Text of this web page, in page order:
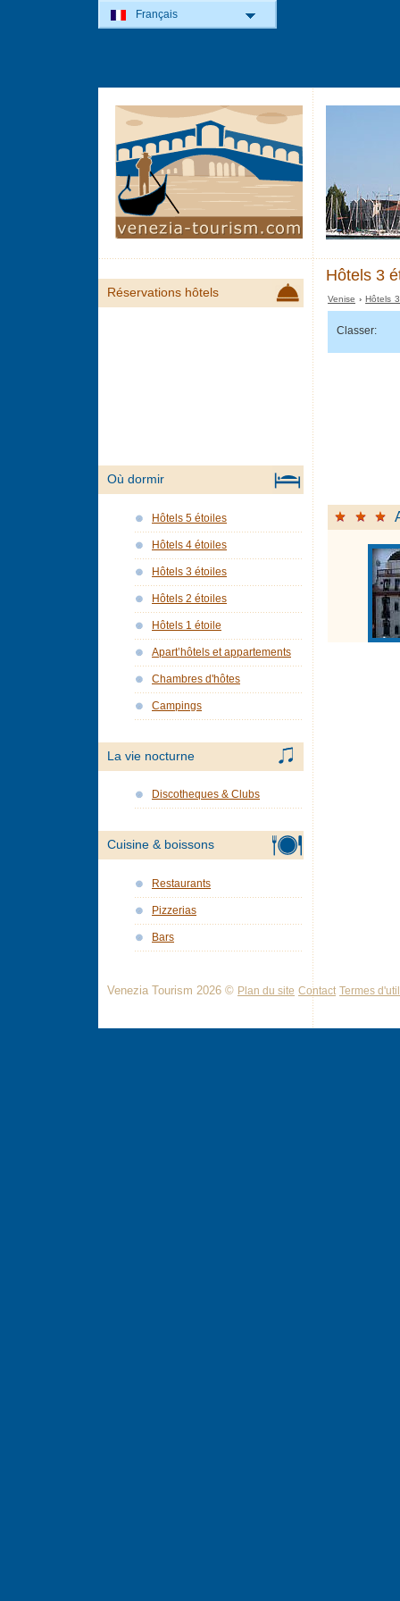
Hôtels 3
Venise ›Hôtels
Classer:
Réservations hôtels
Où dormir
Hôtels 5 étoiles
Hôtels 4 étoiles
Hôtels 3 étoiles
Hôtels 2 étoiles
Hôtels 1 étoile
Apart’hôtels et appartements
Chambres d'hôtes
Campings
La vie nocturne
Discotheques & Clubs
Cuisine & boissons
Restaurants
Pizzerias
Bars
Venezia Tourism 2026 © Plan du site Contact Termes
Français